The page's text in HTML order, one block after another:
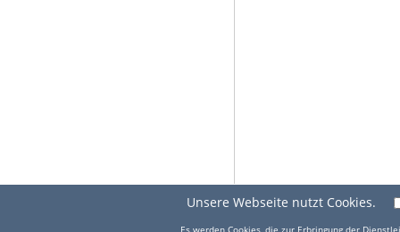
Unsere Webseite nutzt Cookies.
Es werden Cookies, die zur Erbringung der